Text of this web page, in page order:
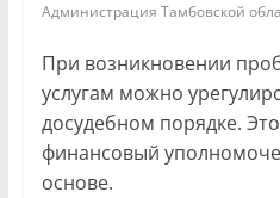
Администрация Тамбовской
При возникновении
услугам можно
досудебном порядке.
финансовый
основе.